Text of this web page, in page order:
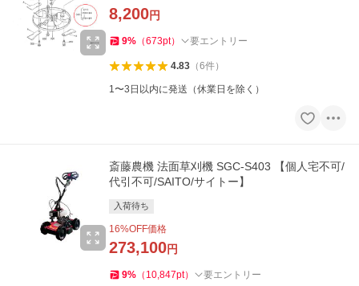
8,200円
9% （673pt） 要エントリー
4.83（6件）
1〜3日以内に発送（休業日を除く）
斎藤農機 法面草刈機 SGC-S403 【個人宅不可/
代引不可/SAITO/サイトー】
入荷待ち
16%OFF価格
273,100円
9% （ 10,847pt） 要エントリー